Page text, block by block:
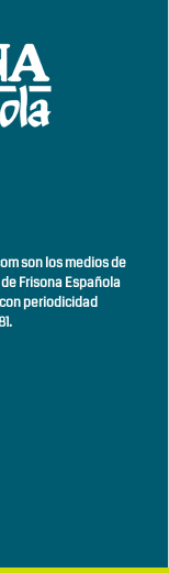
son los medios de
Frisona Española
periodicidad